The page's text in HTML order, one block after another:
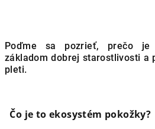
Poďme sa pozrieť, prečo je
základom dobrej starostlivosti a
pleti.
Čo je to ekosystém pokožky?